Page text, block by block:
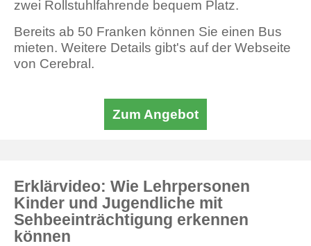
zwei Rollstuhlfahrende bequem Platz.
Bereits ab 50 Franken können Sie einen Bus
mieten. Weitere Details gibt's auf der Webseite
von Cerebral.
Zum Angebot
Erklärvideo: Wie Lehrpersonen
Kinder und Jugendliche mit
Sehbeeinträchtigung erkennen
können